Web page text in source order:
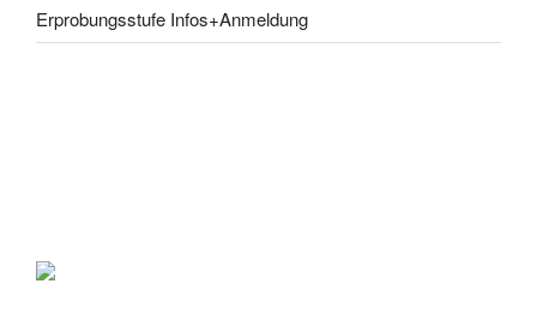
Erprobungsstufe Infos+Anmeldung